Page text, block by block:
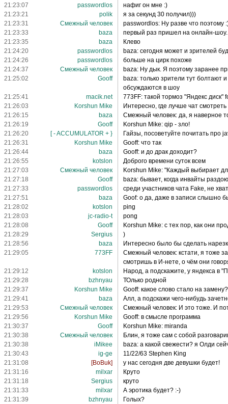
21:23:07
passwordlos
нафиг он мне :)
21:23:21
polik
я за секунд 30 получил)))
21:23:31
Смежный человек
passwordlos: Ну разве что поэтому
21:23:33
baza
первый раз пришел на онлайн-шоу.
21:23:35
baza
Клево
21:24:20
passwordlos
baza: сегодня может и зрителей
21:24:26
passwordlos
больше на цирк похоже
21:24:37
Смежный человек
baza: Ну дык. Я поэтому заранее
21:25:02
Gooff
baza: только зрители тут болтают
обсуждаются в шоу
21:25:41
macik.net
773FF: такой тормоз "Яндекс диск"
21:26:03
Korshun Mike
Интересно, где лучше чат
21:26:15
baza
Смежный человек: да, я наверное
21:26:19
Gooff
Korshun Mike: qip - зло!
21:26:20
[ - ACCUMULATOR + }
Гайзы, посоветуйте почитать про
21:26:31
Korshun Mike
Gooff: что так
21:26:44
baza
Gooff: и до драк доходит?
21:26:55
kotslon
Доброго времени суток всем
21:27:03
Смежный человек
Korshun Mike: "Каждый выбирает
21:27:18
Gooff
baza: бывает, когда инвайты
21:27:33
passwordlos
среди участников чата Fake, не
21:27:51
baza
Goof: о да, даже в записи слышно
21:28:02
kotslon
ping
21:28:03
jc-radio-t
pong
21:28:08
Gooff
Korshun Mike: с тех пор, как они
21:28:29
Sergius
)
21:28:56
baza
Интересно было бы сделать
21:29:05
773FF
Смежный человек: кстати, я тоже
смотришь в И-нете, о чём они
21:29:12
kotslon
Народ, а подскажите, у яндекса в
21:29:28
bzhnyau
ТОлько родной
21:29:37
Korshun Mike
Gooff: какое слово стало на замену?
21:29:41
baza
Алл, а подскажи чего-нибудь
21:29:53
Смежный человек
Смежный человек: И это тоже. И
21:29:56
Korshun Mike
Gooff: в смысле программа
21:30:37
Gooff
Korshun Mike: miranda
21:30:38
Смежный человек
Блин, я тоже сам с собой
21:30:38
iMikee
baza: а какой свежести? я Олди
21:30:43
ig-ge
11/22/63 Stephen King
21:31:08
[BoBuk]
у нас сегодня две девушки будет!
21:31:16
milxar
Круто
21:31:18
Sergius
круто
21:31:33
milxar
А эротика будет? :-)
21:31:39
bzhnyau
Голых?